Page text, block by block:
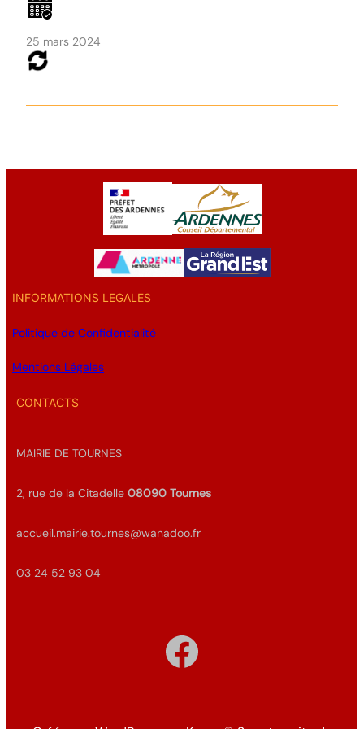
25 mars 2024
INFORMATIONS LEGALES
Politique de Confidentialité
Mentions Légales
CONTACTS
MAIRIE DE TOURNES
2, rue de la Citadelle08090 Tournes
accueil.mairie.tournes@wanadoo.fr
03 24 52 93 04
Facebook